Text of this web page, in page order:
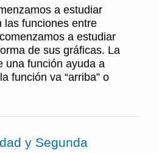
a estudiar
las funciones entre
a estudiar
de sus gráficas. La
una función ayuda a
función va “arriba” o
y Segunda